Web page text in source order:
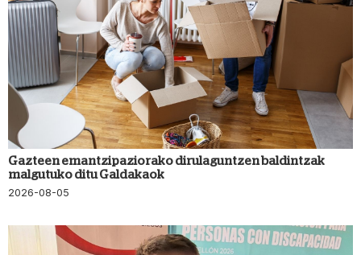
Gazteen emantzipaziorako dirulaguntzen baldintzak
malgutuko ditu Galdakaok
2026-08-05